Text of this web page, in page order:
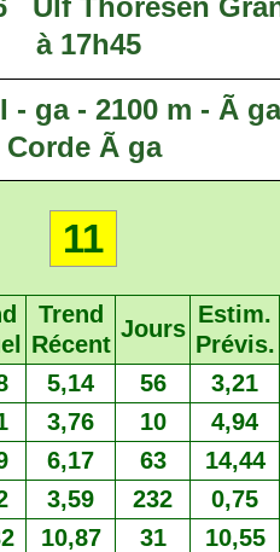
Ulf Thoresen
à 17h45
- ga - 2100 m - Ã ga
Corde Ã ga
11
Trend
Récent
Jours
Estim.
Prévis.
5,14 56 3,21
3,76 10 4,94
6,17 63 14,44
3,59 232 0,75
10,87 31 10,55